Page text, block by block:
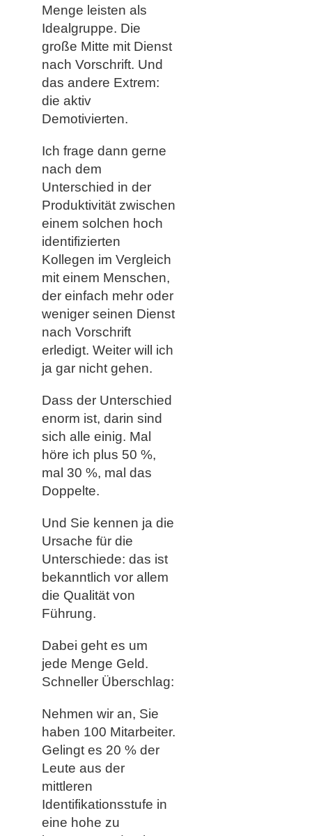
Menge leisten als
Idealgruppe. Die
große Mitte mit Dienst
nach Vorschrift. Und
das andere Extrem:
die aktiv
Demotivierten.
Ich frage dann gerne
nach dem
Unterschied in der
Produktivität zwischen
einem solchen hoch
identifizierten
Kollegen im Vergleich
mit einem Menschen,
der einfach mehr oder
weniger seinen Dienst
nach Vorschrift
erledigt. Weiter will ich
ja gar nicht gehen.
Dass der Unterschied
enorm ist, darin sind
sich alle einig. Mal
höre ich plus 50 %,
mal 30 %, mal das
Doppelte.
Und Sie kennen ja die
Ursache für die
Unterschiede: das ist
bekanntlich vor allem
die Qualität von
Führung.
Dabei geht es um
jede Menge Geld.
Schneller Überschlag:
Nehmen wir an, Sie
haben 100 Mitarbeiter.
Gelingt es 20 % der
Leute aus der
mittleren
Identifikationsstufe in
eine hohe zu